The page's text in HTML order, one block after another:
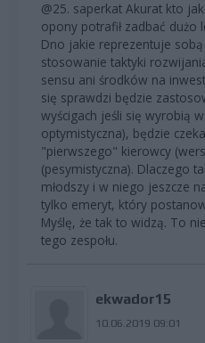
@25. saperkat Akurat kto
opony potrafił zadbać dużo
Dno jakie reprezentuje
stosowanie taktyki
sensu ani środków na
się sprawdzi będzie
wyścigach jeśli się wyrobią
optymistyczna), będzie
"pierwszego" kierowcy
(pesymistyczna). Dlaczego
młodszy i w niego jeszcze
tylko emeryt, który
Myślę, że tak to widzą. To
tego zespołu.
ekwador15
10.06.2019 09:01